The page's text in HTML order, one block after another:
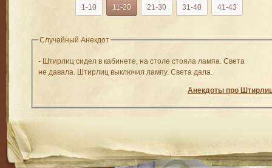
1-10 11-20 21-30 31-40 41-43
Случайный Анекдот
- Штирлиц сидел в кабинете, на столе стояла лампа. Света
не давала. Штирлиц выключил лампу. Света дала.
Анекдоты про